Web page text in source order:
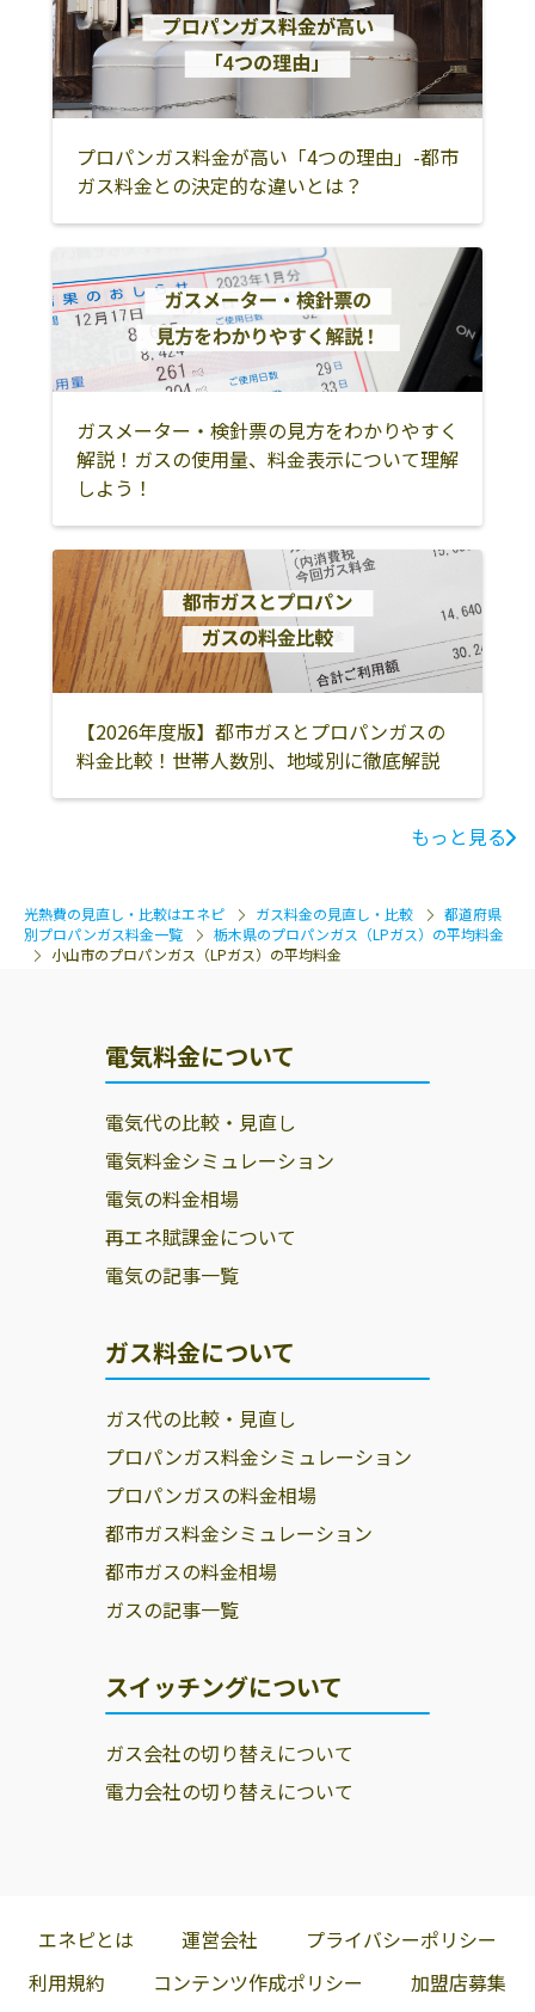
延島1525
神山ガス水道
323-0063 小山市
上石塚790
0285-38-0028
植野商店 小山市松沼950
0285-37-0026
松島ガス株式会
社／小山営業所
323-0804 小山市
大字萱橋1230
小久保商店
小山市大川島578
ｰ1
0285-38-3345
小山プロパンガ
ス保安センター
323-0014 小山市
大字喜沢647-1
0285-23-0005
古川精米 小山市寒川1590
0285-38-1028
関東熔材有限会
小山市黒木223-1 0285-37-2495
株式会社飯野
小山市中央2-5-
10
0285-22-0076
株式会社中山設
備機器
323-0806 小山市
中久喜198
0285-22-1865
3-5
株式会社トチネ
ン
小山市出井1235-
6
0285-30-1011
株式会社タカハ
323-0811 小山市
株式会社ザ・ト
ーカイ／小山支
1
ナカムラアクティ
小山市城山町2-
1-2
24-9
イタバシ株式会
社／小山ＬＰガ
スセンター
小山市粟宮1858
塩谷郡高根沢町 真岡市
芳賀郡益子町
芳賀郡茂木町
芳賀郡市貝町
芳賀郡芳賀町
宇都宮市
下野市
河内郡上三川町
下都賀郡壬生町
鹿沼市
小山市
栃木市
下都賀郡野木町
足利市
プロパンガス料金が高い「4つの理由」-都市
ガス料金との決定的な違いとは？
ガスメーター・検針票の見方をわかりやすく
解説！ガスの使用量、料金表示について理解
しよう！
【2026年度版】都市ガスとプロパンガスの
料金比較！世帯人数別、地域別に徹底解説
もっと見る
光熱費の見直し・比較はエネピ ガス料金の見直し・比較
都道府県
別プロパンガス料金一覧
栃木県のプロパンガス（LPガス）の平均料金
小山市のプロパンガス（LPガス）の平均料金
電気料金について
電気代の比較・見直し
電気料金シミュレーション
電気の料金相場
再エネ賦課金について
電気の記事一覧
ガス料金について
ガス代の比較・見直し
プロパンガス料金シミュレーション
プロパンガスの料金相場
都市ガス料金シミュレーション
都市ガスの料金相場
ガスの記事一覧
スイッチングについて
ガス会社の切り替えについて
電力会社の切り替えについて
エネピとは 運営会社
プライバシーポリシー
利用規約
コンテンツ作成ポリシー 加盟店募集